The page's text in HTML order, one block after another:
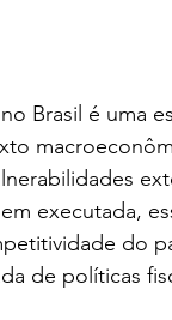
Brasil é uma
executada,
do
de políticas